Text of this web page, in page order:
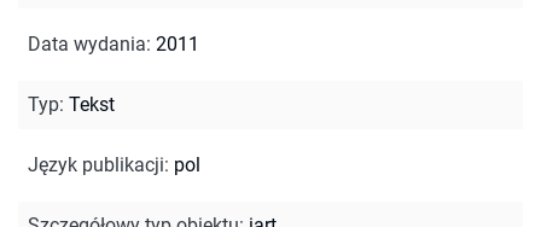
Data wydania: 2011
Typ: Tekst
Język publikacji: pol